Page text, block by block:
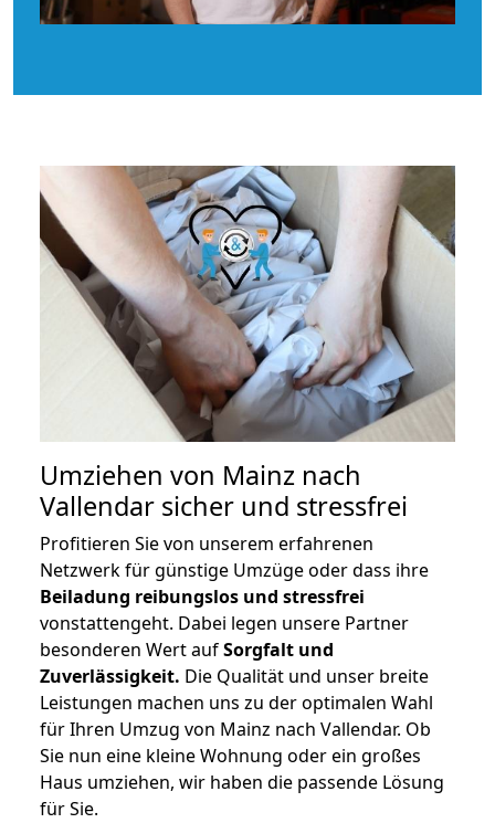
Umziehen von Mainz nach
Vallendar sicher und stressfrei
Profitieren Sie von unserem erfahrenen
Netzwerk für günstige Umzüge oder dass ihre
Beiladung reibungslos und stressfrei
vonstattengeht. Dabei legen unsere Partner
besonderen Wert aufSorgfalt und
Zuverlässigkeit. Die Qualität und unser breite
Leistungen machen uns zu der optimalen Wahl
für Ihren Umzug von Mainz nach Vallendar. Ob
Sie nun eine kleine Wohnung oder ein großes
Haus umziehen, wir haben die passende Lösung
für Sie.